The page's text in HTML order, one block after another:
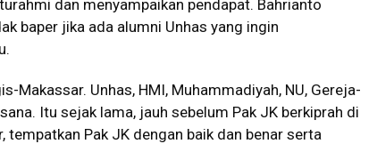
dan menyampaikan pendapat. Bahrianto
baper jika ada alumni Unhas yang ingin
Makassar. Unhas, HMI, Muhammadiyah, NU, Gereja-
Itu sejak lama, jauh sebelum Pak JK berkiprah di
tempatkan Pak JK dengan baik dan benar serta